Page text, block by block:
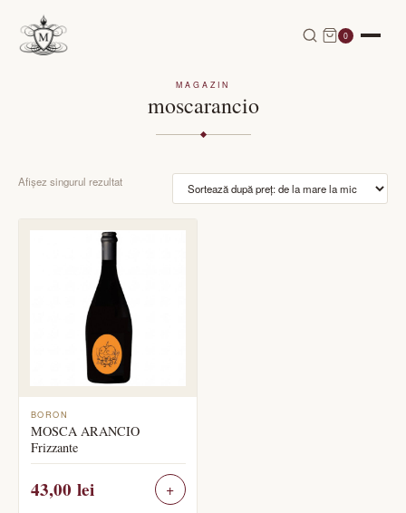
0
MAGAZIN
moscarancio
Afișez singurul rezultat
BORON
MOSCA ARANCIO
Frizzante
43,00 lei